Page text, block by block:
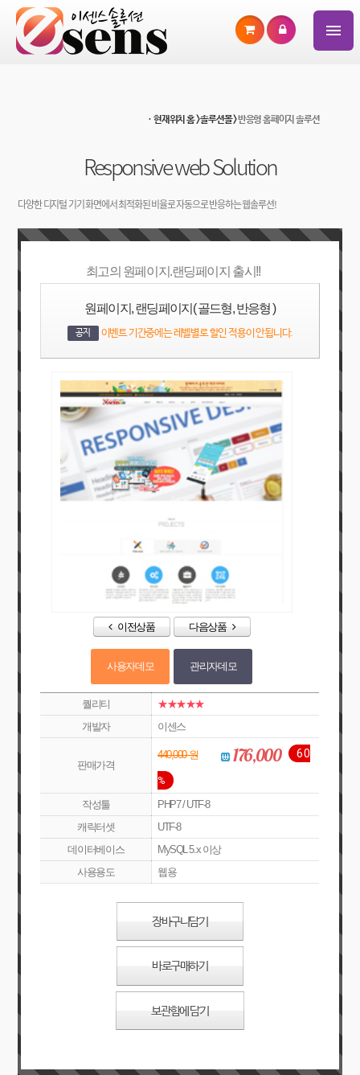
ㆍ현재위치 홈 > 솔루션몰 >반응형 홈페이지 솔루션
Responsive web Solution
다양한 디지털 기기 화면에서 최적화된 비율로 자동으로 반응하는 웹솔루션!
최고의 원페이지.랜딩페이지 출시!!
원페이지, 랜딩페이지( 골드형, 반응형 )
공지 이벤트 기간중에는 레벨별로 할인 적용이 안됩니다.
이전상품 다음상품
사용자데모 관리자데모
퀄리티
★★★★★
개발자
이센스
판매가격
440,000 원 176,000 60
%
작성툴
PHP7 / UTF-8
캐릭터셋
UTF-8
데이터베이스
MySQL 5.x 이상
사용용도
웹용
장바구니담기
바로구매하기
보관함에 담기